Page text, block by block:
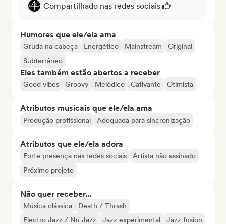
Compartilhado nas redes sociais
Humores que ele/ela ama
Gruda na cabeça Energético Mainstream
Original
Subterrâneo
Eles também estão abertos a receber
Good vibes Groovy Melódico Cativante Otimista
Atributos musicais que ele/ela ama
Produção profissional Adequada para sincronização
Atributos que ele/ela adora
Forte presença nas redes sociais
Artista não assinado
Próximo projeto
Não quer receber...
Música clássica
Death / Thrash
Electro Jazz / Nu Jazz
Jazz experimental Jazz fusion